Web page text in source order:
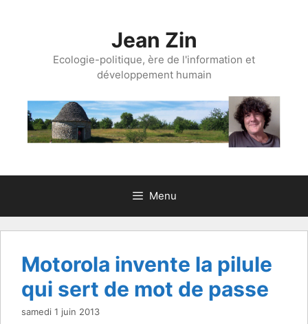
Jean Zin
Ecologie-politique, ère de l'information et
développement humain
Menu
Motorola invente la pilule
qui sert de mot de passe
samedi 1 juin 2013